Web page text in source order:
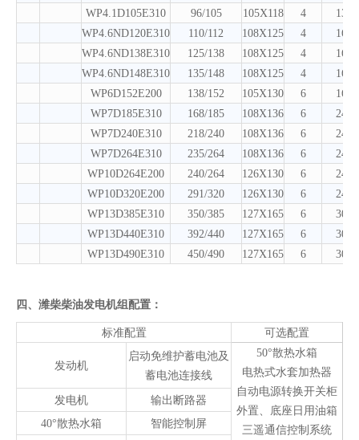
WP4.1D105E310
96/105 105X118 4
13
WP4.6ND120E310
110/112 108X125 4
16
WP4.6ND138E310
125/138 108X125 4
16
WP4.6ND148E310
135/148 108X125 4
16
WP6D152E200
138/152 105X130 6
16
WP7D185E310
168/185 108X136 6
24
WP7D240E310
218/240 108X136 6
24
WP7D264E310
235/264 108X136 6
24
WP10D264E200
240/264 126X130 6
24
WP10D320E200
291/320 126X130 6
24
WP13D385E310
350/385 127X165 6
30
WP13D440E310
392/440 127X165 6
30
WP13D490E310
450/490 127X165 6 30
四、潍柴柴油发电机组配置：
标准配置 可选配置
发动机
启动免维护蓄电池及
蓄电池连接线
50°散热水箱
电热式水套加热器
自动电源转换开关柜
外置、底座日用油箱
三遥通信控制系统
发电机
输出断路器
40°散热水箱
智能控制屏